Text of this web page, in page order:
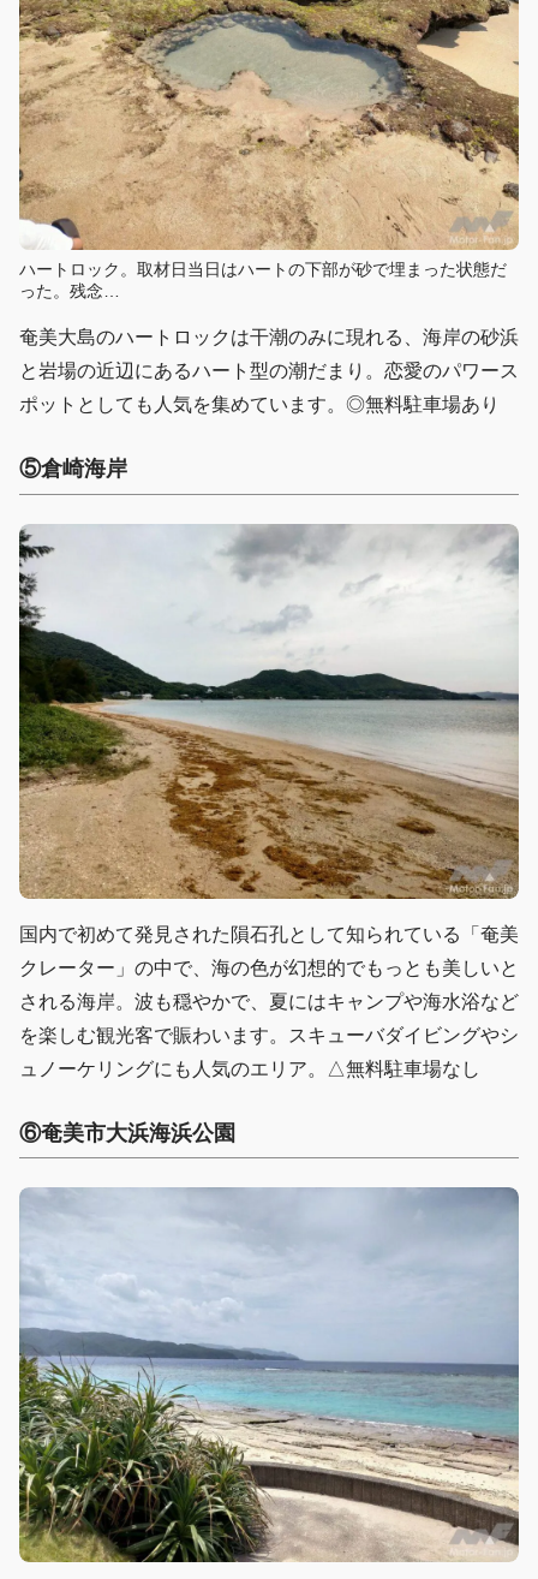
ハートロック。取材日当日はハートの下部が砂で埋まった状態だ
った。残念…
奄美大島のハートロックは干潮のみに現れる、海岸の砂浜
と岩場の近辺にあるハート型の潮だまり。恋愛のパワース
ポットとしても人気を集めています。◎無料駐車場あり
⑤倉崎海岸
国内で初めて発見された隕石孔として知られている「奄美
クレーター」の中で、海の色が幻想的でもっとも美しいと
される海岸。波も穏やかで、夏にはキャンプや海水浴など
を楽しむ観光客で賑わいます。スキューバダイビングやシ
ュノーケリングにも人気のエリア。△無料駐車場なし
⑥奄美市大浜海浜公園